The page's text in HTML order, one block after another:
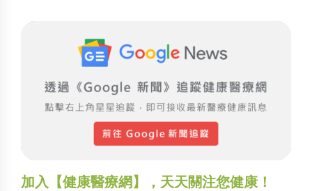
加入【健康醫療網】，天天關注您健康！